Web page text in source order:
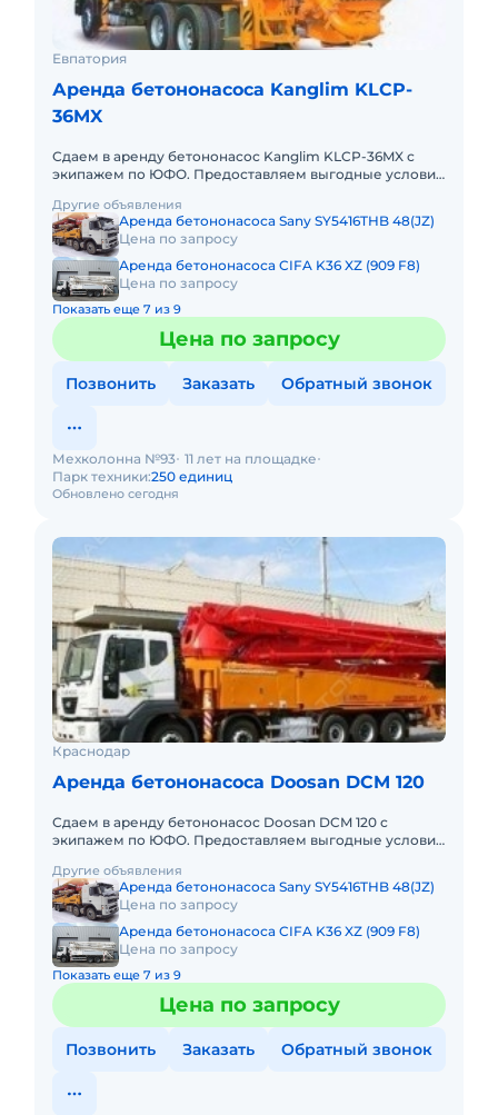
Евпатория
Аренда бетононасоса Kanglim KLCP-
36MX
Сдаем в аренду бетононасос Kanglim KLCP-36MX с
экипажем по ЮФО. Предоставляем выгодные условия
Южном федеральном окр
Другие объявления
Аренда бетононасоса Sany SY5416THB 48(JZ)
Цена по запросу
Аренда бетононасоса CIFA K36 XZ (909 F8)
Цена по запросу
Показать еще 7 из 9
Цена по запросу
Позвонить Заказать Обратный звонок
Обновлено сегодня
Мехколонна №93 11 лет на площадке
Парк техники:250 единиц
Краснодар
Аренда бетононасоса Doosan DCM 120
Сдаем в аренду бетононасос Doosan DCM 120 с
экипажем по ЮФО. Предоставляем выгодные условия
федеральном округе. К
Другие объявления
Аренда бетононасоса Sany SY5416THB 48(JZ)
Цена по запросу
Аренда бетононасоса CIFA K36 XZ (909 F8)
Цена по запросу
Показать еще 7 из 9
Цена по запросу
Позвонить Заказать Обратный звонок